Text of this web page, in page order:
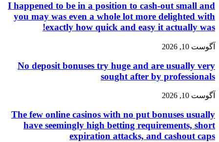
I happened to be in a position to cash-out small and
you may was even a whole lot more delighted with
exactly how quick and easy it actually was!
آگوست 10, 2026
No deposit bonuses try huge and are usually very
sought after by professionals
آگوست 10, 2026
The few online casinos with no put bonuses usually
have seemingly high betting requirements, short
expiration attacks, and cashout caps